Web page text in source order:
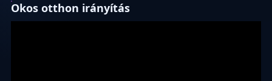
Okos otthon irányítás